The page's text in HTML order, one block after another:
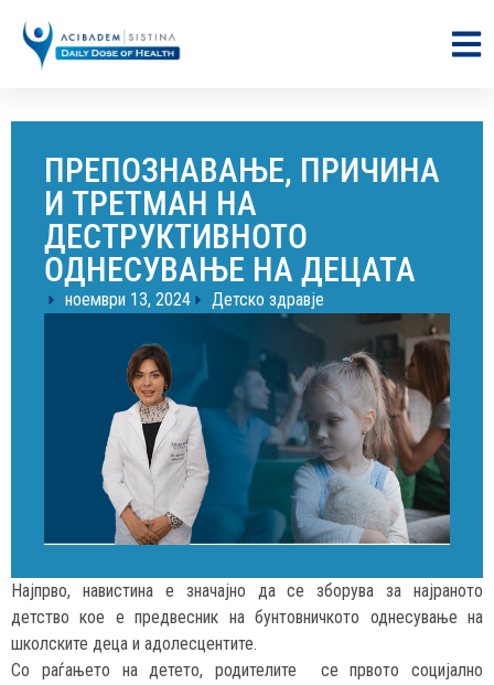
ПРЕПОЗНАВАЊЕ, ПРИЧИНА
И ТРЕТМАН НА
ДЕСТРУКТИВНОТО
ОДНЕСУВАЊЕ НА ДЕЦАТА
ноември 13, 2024 Детско здравје
Најпрво, навистина е значајно да се зборува за најраното
детство кое е предвесник на бунтовничкото однесување на
школските деца и адолесцентите.
Со раѓањето на детето, родителите се првото социјално